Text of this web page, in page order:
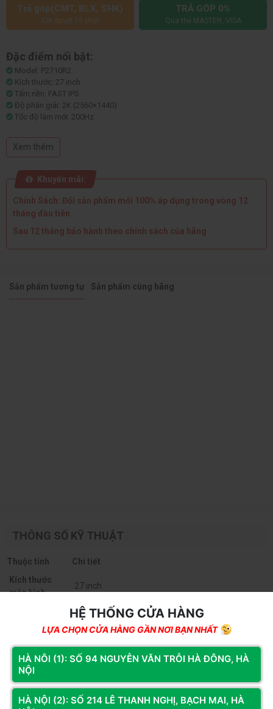
Trả góp(CMT, BLX, SHK)
Xét duyệt 15 phút
TRẢ GÓP 0%
Qua thẻ MASTER, VISA
Đặc điểm nổi bật:
Model: P2710R2
Kích thước: 27 inch
Tấm nền: FAST IPS
Độ phân giải: 2K (2560×1440)
Tốc độ làm mới: 200Hz
Độ sáng tối đa: 350cd/m²
Độ phủ màu: 1.07 tỷ màu (8-bit + FRC), 99% sRGB, 92% DCI-P3, 92%
Loại màn hình: Màn hình phẳng - Tỉ lệ: 16:9
VESA: 100×100mm
Cổng kết nối: 2× HDMI 2.0, 2× DP 1.4, 1× Audio out
Xem thêm
Khuyến mãi:
Chính Sách: Đổi sản phẩm mới 100% áp dụng trong vòng 12
tháng đầu tiên
Sau 12 tháng bảo hành theo chính sách của hãng
Sản phẩm tương tự Sản phẩm cùng hãng
THÔNG SỐ KỸ THUẬT
Thuộc tính
Chi tiết
Kích thước
màn hình
27 inch
2K QHD (2560 × 1440)
Tỷ lệ khung
hình
16:9
Tấm nền
Bề mặt Phẳng
HỆ THỐNG CỬA HÀNG
LỰA CHỌN CỬA HÀNG GẦN NƠI BẠN NHẤT
HÀ NÔI (1): SỐ 94 NGUYỄN VĂN TRỖI HÀ ĐÔNG, HÀ
NỘI
HÀ NỘI (2): SỐ 214 LÊ THANH NGHỊ, BẠCH MAI, HÀ